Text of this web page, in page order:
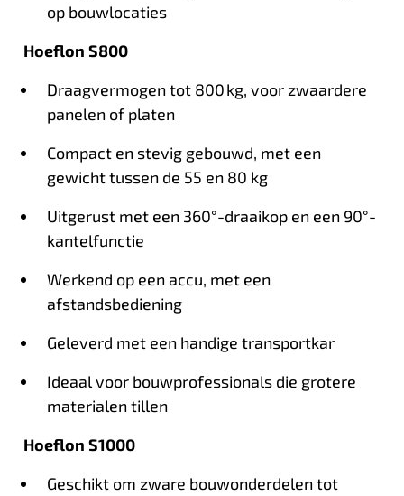
op bouwlocaties
Hoeflon S800
Draagvermogen tot 800 kg, voor zwaardere
panelen of platen
Compact en stevig gebouwd, met een
gewicht tussen de 55 en 80 kg
Uitgerust met een 360°-draaikop en een 90°-
kantelfunctie
Werkend op een accu, met een
afstandsbediening
Geleverd met een handige transportkar
Ideaal voor bouwprofessionals die grotere
materialen tillen
Hoeflon S1000
Geschikt om zware bouwonderdelen tot